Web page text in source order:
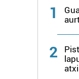
Webgune honek
baliatzen gara.
erabiltzeko
1
2